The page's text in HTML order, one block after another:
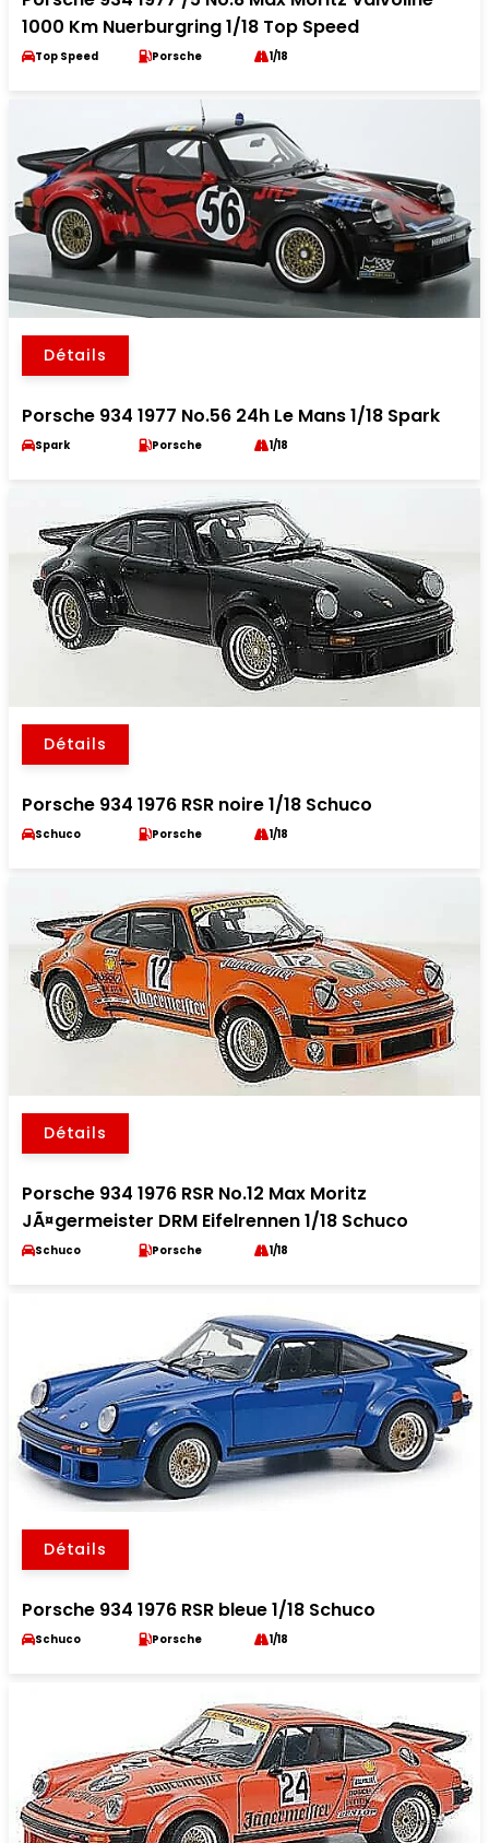
1000 Km Nuerburgring 1/18 Top Speed
Top Speed Porsche 1/18
Détails
Porsche 934 1977 No.56 24h Le Mans 1/18 Spark
Spark Porsche 1/18
Détails
Porsche 934 1976 RSR noire 1/18 Schuco
Schuco Porsche 1/18
Détails
Porsche 934 1976 RSR No.12 Max Moritz
JÃ¤germeister DRM Eifelrennen 1/18 Schuco
Schuco Porsche 1/18
Détails
Porsche 934 1976 RSR bleue 1/18 Schuco
Schuco Porsche 1/18